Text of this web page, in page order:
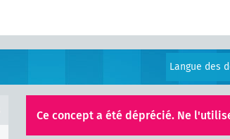
Langue des
Ce concept a été déprécié. Ne